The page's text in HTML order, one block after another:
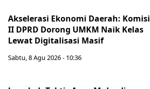
Akselerasi Ekonomi Daerah: Komisi
II DPRD Dorong UMKM Naik Kelas
Lewat Digitalisasi Masif
Sabtu, 8 Agu 2026 - 10:36